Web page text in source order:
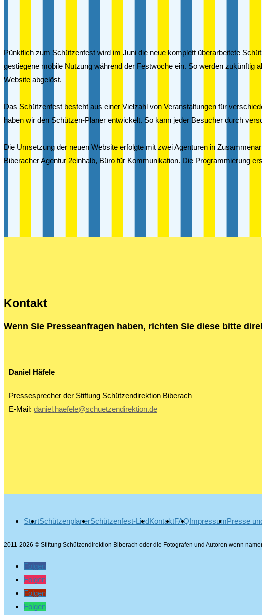
Pünktlich zum Schützenfest wird im Juni die neue komplett überarbeitete
gestiegene mobile Nutzung während der Festwoche ein. So werden zukünftig
Website abgelöst.
Das Schützenfest besteht aus einer Vielzahl von Veranstaltungen für
haben wir den Schützen-Planer entwickelt. So kann jeder Besucher durch
Die Umsetzung der neuen Website erfolgte mit zwei Agenturen in
Biberacher Agentur 2einhalb, Büro für Kommunikation. Die Programmierung
Kontakt
Wenn Sie Presseanfragen haben, richten Sie diese bitte
Daniel Häfele
Pressesprecher der Stiftung Schützendirektion Biberach
E-Mail: daniel.haefele@schuetzendirektion.de
StartSchützenplanerSchützenfest-LiedKontaktFAQImpressumPresse
2011-2026 © Stiftung Schützendirektion Biberach oder die Fotografen und Autoren wenn
Folgen
Folgen
Folgen
Folgen